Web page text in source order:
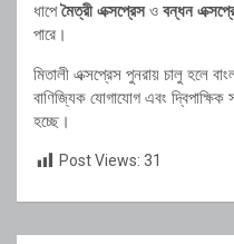
ধাপেমৈত্রী এক্সপ্রেসও বন্ধন
পারে।
মিতালী এক্সপ্রেস পুনরায় চালু হলে
বাণিজ্যিক যোগাযোগ এবং
হচ্ছে।
Post Views: 31